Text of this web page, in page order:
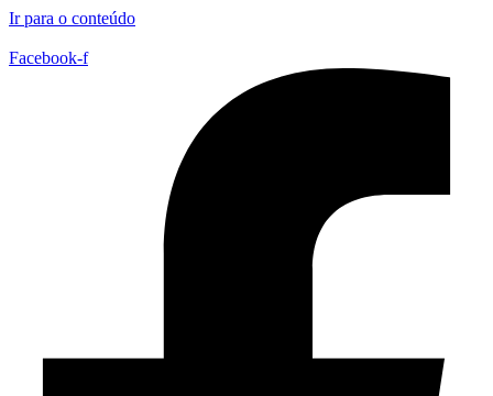
Ir para o conteúdo
Facebook-f